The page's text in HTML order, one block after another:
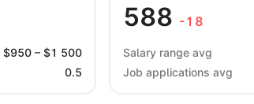
$950 – $1 500
0.5
588 -18
Salary range avg
Job applications avg